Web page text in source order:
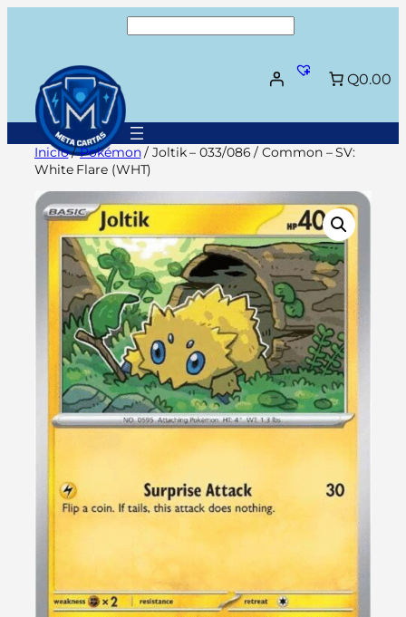
contenido
Q0.00
Inicio/Pokémon/ Joltik – 033/086 / Common – SV:
White Flare (WHT)